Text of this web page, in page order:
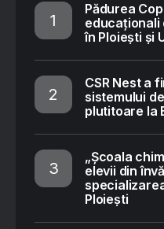
Pădurea
educaționali
în Ploiești și
CSR Nest a
sistemului
plutitoare la
„Școala
elevii din
Ploiești